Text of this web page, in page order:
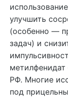
улучшить
(особенно —
задач) и
РФ. Многие
под